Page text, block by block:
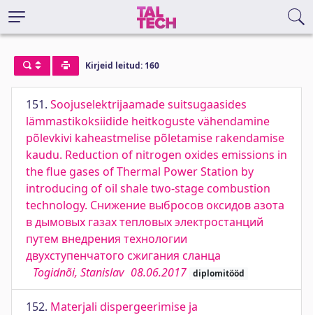
Kirjeid leitud: 160
151. Soojuselektrijaamade suitsugaasides
lämmastikoksiidide heitkoguste vähendamine
põlevkivi kaheastmelise põletamise rakendamise
kaudu. Reduction of nitrogen oxides emissions in
the flue gases of Thermal Power Station by
introducing of oil shale two-stage combustion
technology. Снижение выбросов оксидов азота
в дымовых газах тепловых электростанций
путем внедрения технологии
двухступенчатого сжигания сланца
Togidnõi, Stanislav 08.06.2017 diplomitööd
152. Materjali dispergeerimise ja